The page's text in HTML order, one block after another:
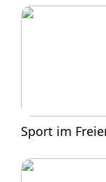
Sport im